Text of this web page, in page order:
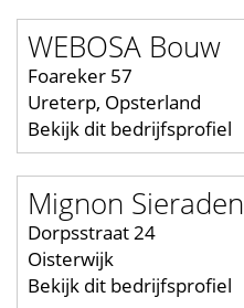
WEBOSA Bouw
Foareker 57
Ureterp, Opsterland
Bekijk dit bedrijfsprofiel
Mignon Sieraden
Dorpsstraat 24
Oisterwijk
Bekijk dit bedrijfsprofiel